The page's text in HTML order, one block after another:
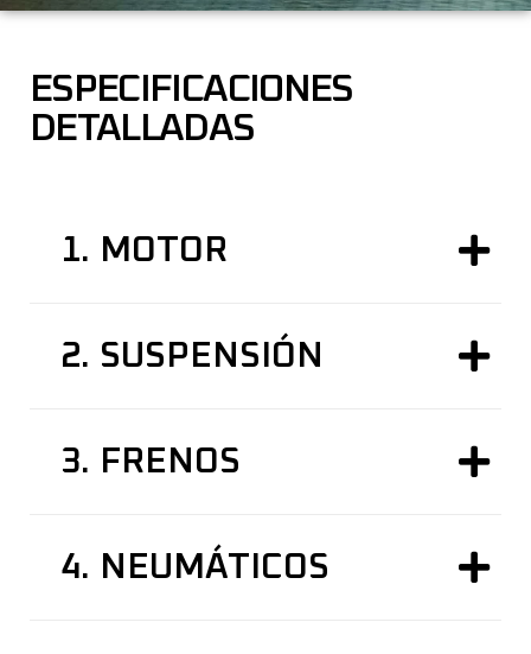
ESPECIFICACIONES
DETALLADAS
1. MOTOR
2. SUSPENSIÓN
3. FRENOS
4. NEUMÁTICOS